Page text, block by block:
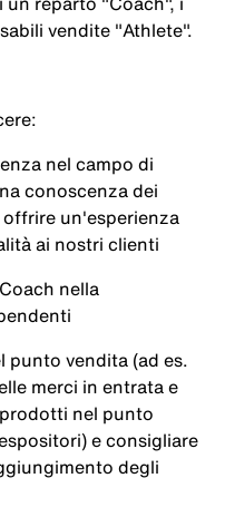
vendite "Athlete".
nel campo di
conoscenza dei
un'esperienza
ai nostri clienti
nella
punto vendita (ad es.
merci in entrata e
nel punto
e consigliare
degli